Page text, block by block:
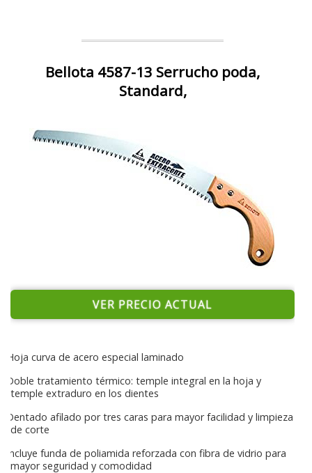
Bellota 4587-13 Serrucho poda,
Standard,
VER PRECIO ACTUAL
Hoja curva de acero especial laminado
Doble tratamiento térmico: temple integral en la hoja y
temple extraduro en los dientes
Dentado afilado por tres caras para mayor facilidad y limpieza
de corte
Incluye funda de poliamida reforzada con fibra de vidrio para
mayor seguridad y comodidad